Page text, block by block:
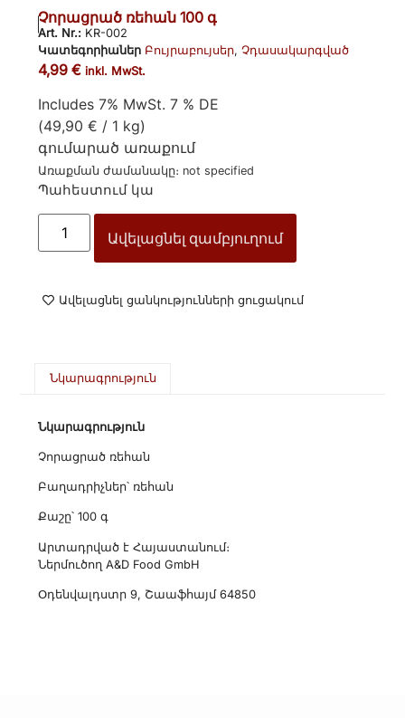
Չորացրած ռեհան 100 գ
Art. Nr.: KR-002
Կատեգորիաներ Բույրաբույսեր,Չդասակարգված
4,99€ inkl. MwSt.
Includes 7% MwSt. 7 % DE
(49,90€ / 1 kg)
գումարած առաքում
Առաքման ժամանակը։ not specified
Պահեստում կա
Ավելացնել զամբյուղում
Ավելացնել ցանկությունների ցուցակում
Նկարագրություն
Նկարագրություն
Չորացրած ռեհան
Բաղադրիչներ՝ ռեհան
Քաշը՝ 100 գ
Արտադրված է Հայաստանում։
Ներմուծող A&D Food GmbH
Օդենվալդստր 9, Շաաֆհայմ 64850